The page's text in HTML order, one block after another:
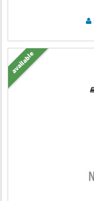
available